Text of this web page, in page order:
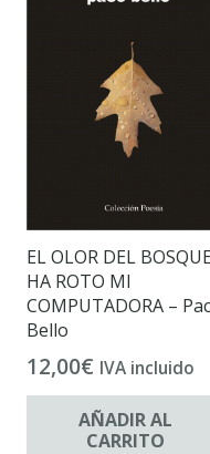
EL OLOR DEL
HA ROTO MI
COMPUTADORA –
Bello
12,00€ IVA incluido
AÑADIR AL
CARRITO